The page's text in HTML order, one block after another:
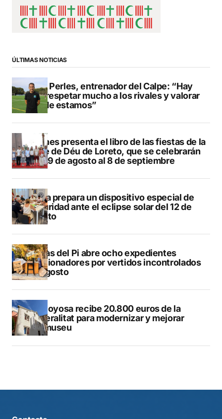
ÚLTIMAS NOTICIAS
Pere Perles, entrenador del Calpe: “Hay
que respetar mucho a los rivales y valorar
dónde estamos”
Duanes presenta el libro de las fiestas de la
Mare de Déu de Loreto, que se celebrarán
del 29 de agosto al 8 de septiembre
Xàbia prepara un dispositivo especial de
seguridad ante el eclipse solar del 12 de
agosto
L’Alfàs del Pi abre ocho expedientes
sancionadores por vertidos incontrolados
en agosto
Villajoyosa recibe 20.800 euros de la
Generalitat para modernizar y mejorar
Vilamuseu